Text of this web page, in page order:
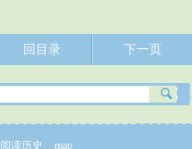
回目录 下一页
阅读历史 map